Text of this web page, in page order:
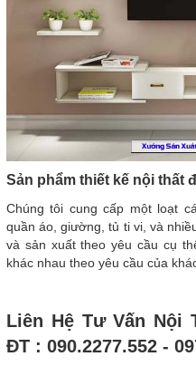
Sản phẩm thiết kế nội thất
Chúng tôi cung cấp một loạt
quần áo, giường, tủ ti vi, và
và sản xuất theo yêu cầu cụ
khác nhau theo yêu cầu của
Liên Hệ Tư Vấn Nội
ĐT : 090.2277.552 -